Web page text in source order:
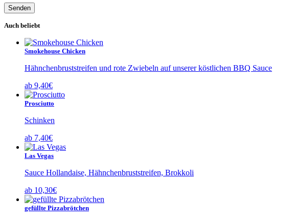
Auch beliebt
Smokehouse Chicken
Hähnchenbruststreifen und rote Zwiebeln auf unserer köstlichen BBQ Sauce
ab 9,40€
Prosciutto
Schinken
ab 7,40€
Las Vegas
Sauce Hollandaise, Hähnchenbruststreifen, Brokkoli
ab 10,30€
gefüllte Pizzabrötchen